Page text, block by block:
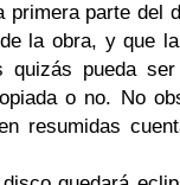
primera parte del
la obra, y que
quizás pueda
o no. No
resumidas